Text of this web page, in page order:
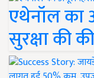
एथेनॉल का
सुरक्षा की